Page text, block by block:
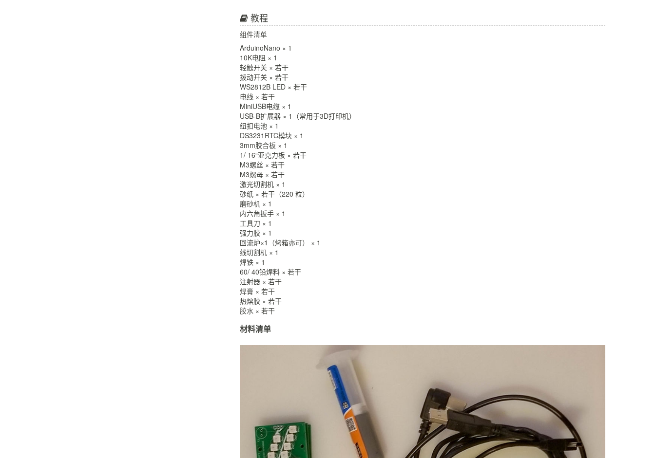
教程
组件清单
ArduinoNano × 1
10K电阻 × 1
轻触开关 × 若干
拨动开关 × 若干
WS2812B LED × 若干
电线 × 若干
MiniUSB电缆 × 1
USB-B扩展器 × 1（常用于3D打印机）
纽扣电池 × 1
DS3231RTC模块 × 1
3mm胶合板 × 1
1/ 16“亚克力板 × 若干
M3螺丝 × 若干
M3螺母 × 若干
激光切割机 × 1
砂纸 × 若干（220 粒）
磨砂机 × 1
内六角扳手 × 1
工具刀 × 1
强力胶 × 1
回流炉×1（烤箱亦可） × 1
线切割机 × 1
焊铁 × 1
60/ 40铅焊料 × 若干
注射器 × 若干
焊膏 × 若干
热熔胶 × 若干
胶水 × 若干
材料清单